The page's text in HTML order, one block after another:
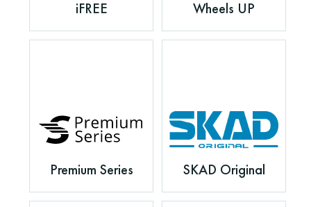
iFREE Wheels UP
Premium Series SKAD Original